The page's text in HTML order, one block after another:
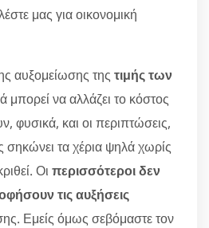
μας για οικονομική
αυξομείωσης της τιμής των
μπορεί να αλλάζει το κόστος
φυσικά, και οι περιπτώσεις,
τα χέρια ψηλά χωρίς
Οι περισσότεροι δεν
τις αυξήσεις
Εμείς όμως σεβόμαστε τον